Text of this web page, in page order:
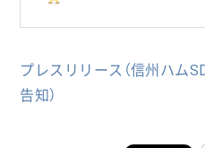
プレスリリース（信州ハム
告知）